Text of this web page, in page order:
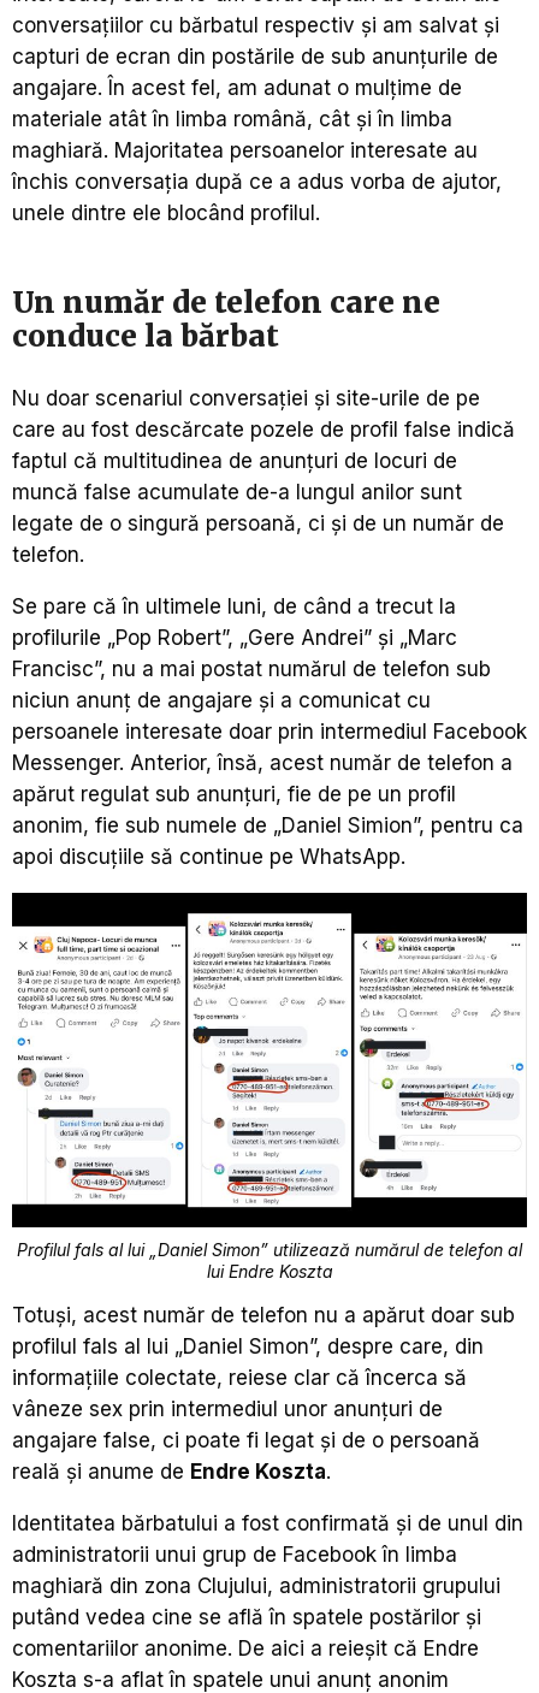
conversațiilor cu bărbatul respectiv și am salvat și
capturi de ecran din postările de sub anunțurile de
angajare. În acest fel, am adunat o mulțime de
materiale atât în limba română, cât și în limba
maghiară. Majoritatea persoanelor interesate au
închis conversația după ce a adus vorba de ajutor,
unele dintre ele blocând profilul.
Un număr de telefon care ne
conduce la bărbat
Nu doar scenariul conversației și site-urile de pe
care au fost descărcate pozele de profil false indică
faptul că multitudinea de anunțuri de locuri de
muncă false acumulate de-a lungul anilor sunt
legate de o singură persoană, ci și de un număr de
telefon.
Se pare că în ultimele luni, de când a trecut la
profilurile „Pop Robert”, „Gere Andrei” și „Marc
Francisc”, nu a mai postat numărul de telefon sub
niciun anunț de angajare și a comunicat cu
persoanele interesate doar prin intermediul Facebook
Messenger. Anterior, însă, acest număr de telefon a
apărut regulat sub anunțuri, fie de pe un profil
anonim, fie sub numele de „Daniel Simion”, pentru ca
apoi discuțiile să continue pe WhatsApp.
Profilul fals al lui „Daniel Simon” utilizează numărul de telefon al
lui Endre Koszta
Totuși, acest număr de telefon nu a apărut doar sub
profilul fals al lui „Daniel Simon”, despre care, din
informațiile colectate, reiese clar că încerca să
vâneze sex prin intermediul unor anunțuri de
angajare false, ci poate fi legat și de o persoană
reală și anume de Endre Koszta.
Identitatea bărbatului a fost confirmată și de unul din
administratorii unui grup de Facebook în limba
maghiară din zona Clujului, administratorii grupului
putând vedea cine se află în spatele postărilor și
comentariilor anonime. De aici a reieșit că Endre
Koszta s-a aflat în spatele unui anunț anonim